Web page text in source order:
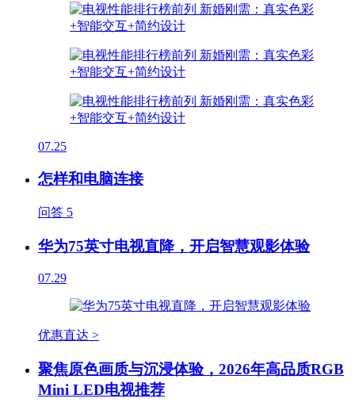
07.25
怎样和电脑连接
问答 5
华为75英寸电视直降，开启智慧观影体验
07.29
优惠直达 >
聚焦原色画质与沉浸体验，2026年高品质RGB
Mini LED电视推荐